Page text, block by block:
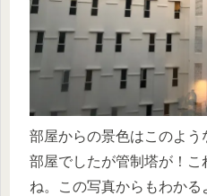
部屋からの景色はこのよう
部屋でしたが管制塔が！
ね。この写真からもわか